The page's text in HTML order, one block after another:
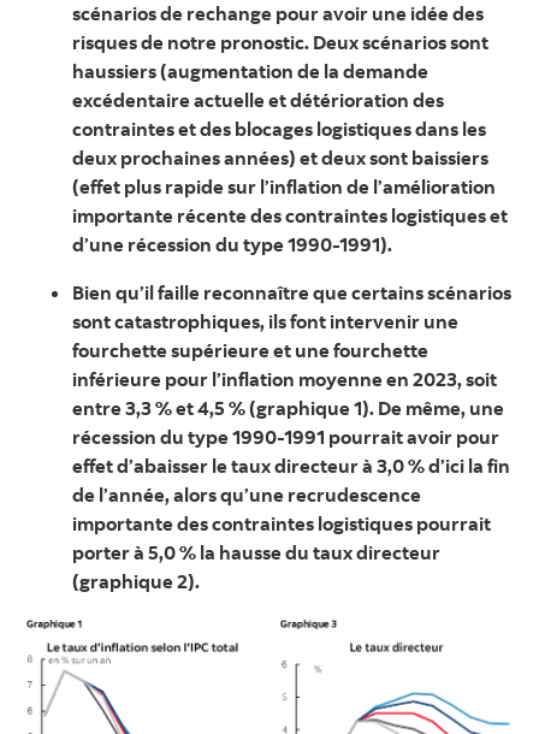
scénarios de rechange pour avoir une idée des
risques de notre pronostic. Deux scénarios sont
haussiers (augmentation de la demande
excédentaire actuelle et détérioration des
contraintes et des blocages logistiques dans les
deux prochaines années) et deux sont baissiers
(effet plus rapide sur l’inflation de l’amélioration
importante récente des contraintes logistiques et
d’une récession du type 1990‑1991).
Bien qu’il faille reconnaître que certains scénarios
sont catastrophiques, ils font intervenir une
fourchette supérieure et une fourchette
inférieure pour l’inflation moyenne en 2023, soit
entre 3,3 % et 4,5 % (graphique 1). De même, une
récession du type 1990‑1991 pourrait avoir pour
effet d’abaisser le taux directeur à 3,0 % d’ici la fin
de l’année, alors qu’une recrudescence
importante des contraintes logistiques pourrait
porter à 5,0 % la hausse du taux directeur
(graphique 2).